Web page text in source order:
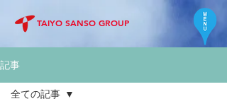
TAIYO SANSO GROUP
記事
全ての記事